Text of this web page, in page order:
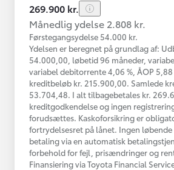
269.900 kr.
Månedlig ydelse 2.808 kr.
Førstegangsydelse 54.000 kr.
Ydelsen er beregnet på grundlag af:
54.000,00, løbetid 96 måneder,
variabel debitorrente 4,06 %, ÅOP
kreditbeløb kr. 215.900,00. Samlede
53.704,48. I alt tilbagebetales kr.
kreditgodkendelse og ingen
forudsættes. Kaskoforsikring er
fortrydelsesret på lånet. Ingen
betaling via en automatisk
forbehold for fejl, prisændringer og
Finansiering via Toyota Financial